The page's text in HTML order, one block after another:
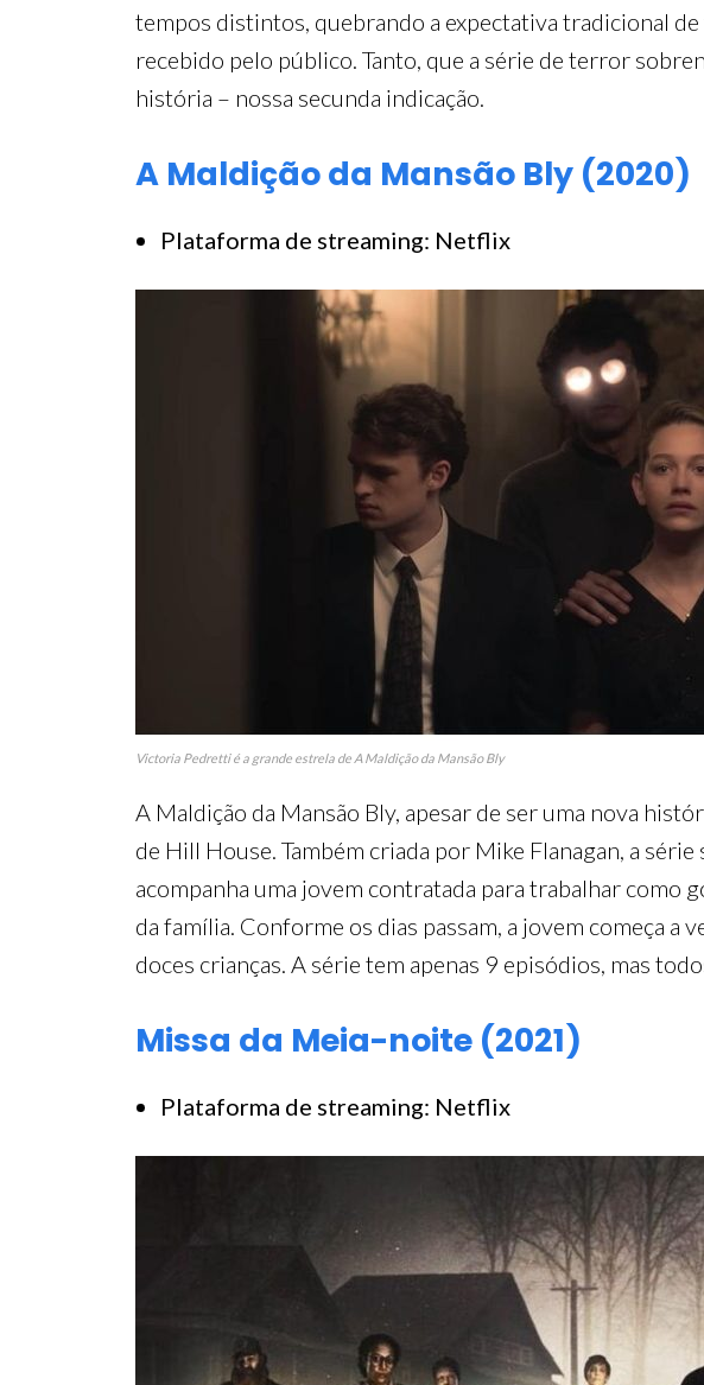
tempos distintos, quebrando a expectativa tradicional
recebido pelo público. Tanto, que a série de terror
história – nossa secunda indicação.
A Maldição da Mansão Bly (2020)
Plataforma de streaming: Netflix
Victoria Pedretti é a grande estrela de A Maldição da Mansão Bly
A Maldição da Mansão Bly, apesar de ser uma nova
de Hill House. Também criada por Mike Flanagan, a
acompanha uma jovem contratada para trabalhar como
da família. Conforme os dias passam, a jovem começa
doces crianças. A série tem apenas 9 episódios, mas
Missa da Meia-noite (2021)
Plataforma de streaming: Netflix